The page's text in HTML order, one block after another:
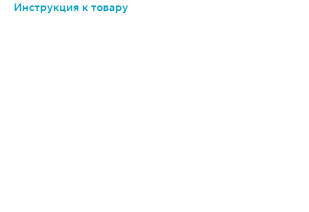
Инструкция к товару